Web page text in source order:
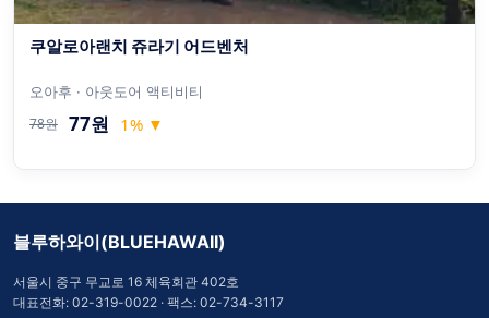
쿠알로아랜치 쥬라기 어드벤처
오아후 · 아웃도어 액티비티
78원 77원 1% ▼
블루하와이(BLUEHAWAII)
서울시 중구 무교로 16 체육회관 402호
대표전화: 02-319-0022 · 팩스: 02-734-3117